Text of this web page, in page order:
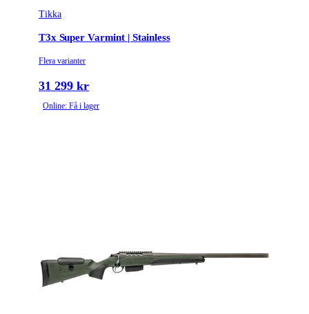
Tikka
T3x Super Varmint | Stainless
Flera varianter
31 299 kr
Online: Få i lager